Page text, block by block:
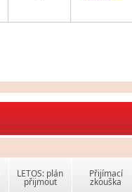
LETOS: plán
přijmout
Přijímací
zkouška